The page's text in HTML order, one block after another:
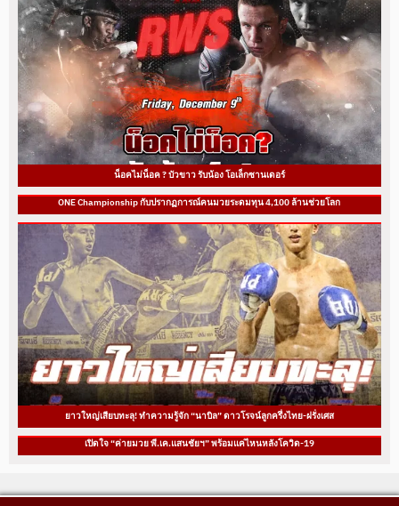
น็อคไม่น็อค ? บัวขาว รับน้อง โอเล็กซานเดอร์
ONE Championship กับปรากฏการณ์คนมวยระดมทุน 4,100 ล้านช่วยโลก
ยาวใหญ่เสียบทะลุ! ทำความรู้จัก “นาบิล” ดาวโรจน์ลูกครึ่งไทย-ฝรั่งเศส
เปิดใจ “ค่ายมวย พี.เค.แสนชัยฯ” พร้อมแค่ไหนหลังโควิด-19